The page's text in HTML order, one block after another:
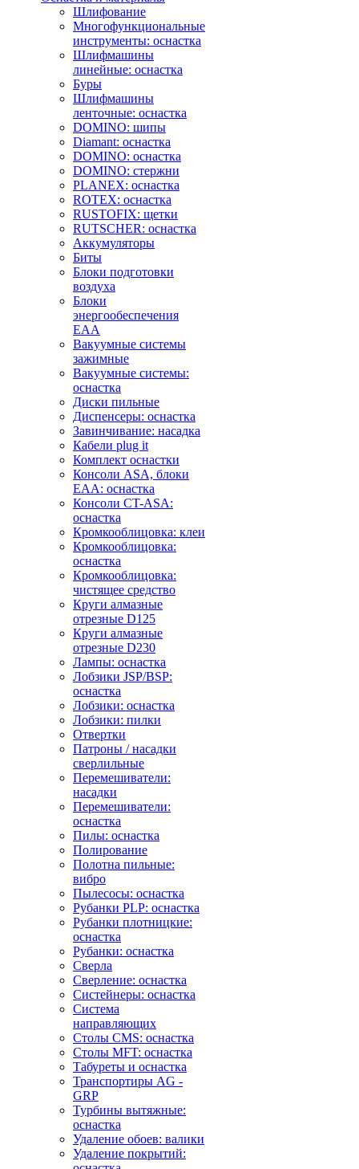
Шлифование
Многофункциональные
инструменты: оснастка
Шлифмашины
линейные: оснастка
Буры
Шлифмашины
ленточные: оснастка
DOMINO: шипы
Diamant: оснастка
DOMINO: оснастка
DOMINO: стержни
PLANEX: оснастка
ROTEX: оснастка
RUSTOFIX: щетки
RUTSCHER: оснастка
Аккумуляторы
Биты
Блоки подготовки
воздуха
Блоки
энергообеспечения
EAA
Вакуумные системы
зажимные
Вакуумные системы:
оснастка
Диски пильные
Диспенсеры: оснастка
Завинчивание: насадка
Кабели plug it
Комплект оснастки
Консоли ASA, блоки
EAA: оснастка
Консоли CT-ASA:
оснастка
Кромкооблицовка: клеи
Кромкооблицовка:
оснастка
Кромкооблицовка:
чистящее средство
Круги алмазные
отрезные D125
Круги алмазные
отрезные D230
Лампы: оснастка
Лобзики JSP/BSP:
оснастка
Лобзики: оснастка
Лобзики: пилки
Отвертки
Патроны / насадки
сверлильные
Перемешиватели:
насадки
Перемешиватели:
оснастка
Пилы: оснастка
Полирование
Полотна пильные:
вибро
Пылесосы: оснастка
Рубанки PLP: оснастка
Рубанки плотницкие:
оснастка
Рубанки: оснастка
Сверла
Сверление: оснастка
Систейнеры: оснастка
Система
направляющих
Столы CMS: оснастка
Столы MFT: оснастка
Табуреты и оснастка
Транспортиры AG -
GRP
Турбины вытяжные:
оснастка
Удаление обоев: валики
Удаление покрытий: